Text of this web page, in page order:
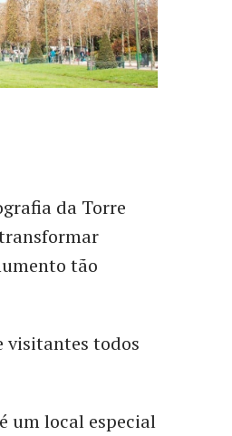
da Torre
tão
visitantes todos
um local especial